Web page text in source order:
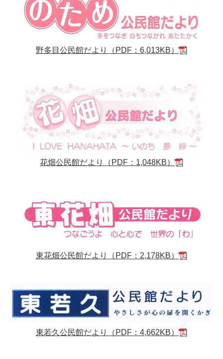
野多目公民館だより（PDF：6,013KB）
花畑公民館だより（PDF：1,048KB）
東花畑公民館だより（PDF：2,178KB）
東若久公民館だより（PDF：4,662KB）